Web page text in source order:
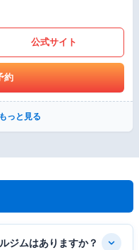
公式サイト
約
っと見る
ジムはありますか？